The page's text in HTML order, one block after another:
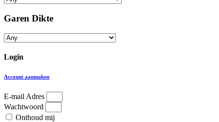
Garen Dikte
Login
Account aanmaken
E-mail Adres
Wachtwoord
Onthoud mij